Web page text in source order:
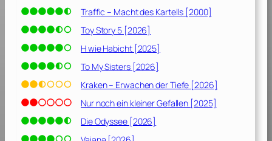
Traffic – Macht des Kartells [2000]
Toy Story 5 [2026]
H wie Habicht [2025]
To My Sisters [2026]
Kraken – Erwachen der Tiefe [2026]
Nur noch ein kleiner Gefallen [2025]
Die Odyssee [2026]